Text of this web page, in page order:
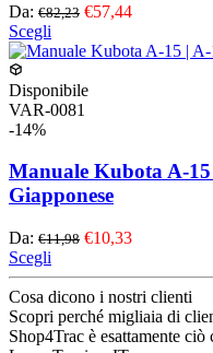
del
prodotto
Da: €82,23 €57,44
Scegli
prodotto
più
varianti.
possono
scelte
pagina
del
Disponibile
VAR-0081
-14%
Manuale Kubota A-
Giapponese
Da: €11,98 €10,33
Scegli
prodotto
ha
più
varianti.
Cosa dicono i nostri clienti
Scopri perché migliaia di
Shop4Trac è esattamente